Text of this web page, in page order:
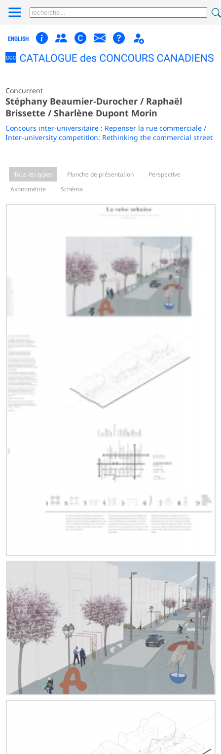
ENGLISH
Concurrent
Stéphany Beaumier-Durocher / Raphaël
Brissette / Sharlène Dupont Morin
Concours inter-universitaire : Repenser la rue commerciale /
Inter-university competition: Rethinking the commercial street
Tous les types Planche de présentation
Perspective
Axonométrie
Schéma